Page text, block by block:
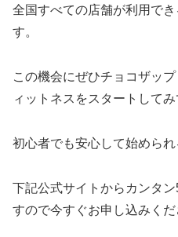
全国すべての店舗が利用で
す。
この機会にぜひチョコザッ
ィットネスをスタートしてみ
初心者でも安心して始められ
下記公式サイトからカンタ
すので今すぐお申し込みくだ